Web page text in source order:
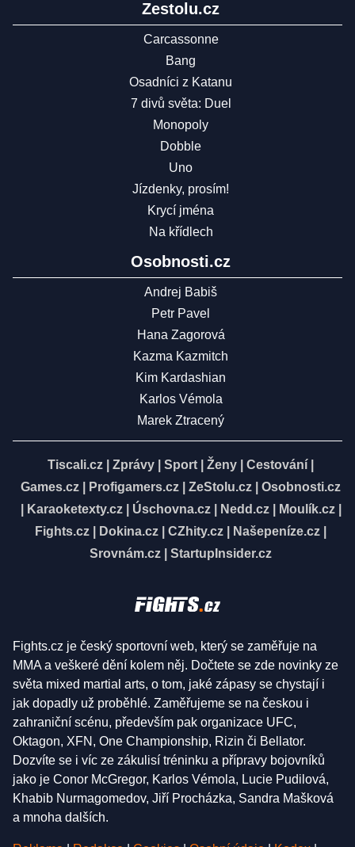
Zestolu.cz
Carcassonne
Bang
Osadníci z Katanu
7 divů světa: Duel
Monopoly
Dobble
Uno
Jízdenky, prosím!
Krycí jména
Na křídlech
Osobnosti.cz
Andrej Babiš
Petr Pavel
Hana Zagorová
Kazma Kazmitch
Kim Kardashian
Karlos Vémola
Marek Ztracený
Tiscali.cz Zprávy Sport Ženy Cestování
Games.cz
Profigamers.cz ZeStolu.cz
Osobnosti.cz
Karaoketexty.cz| Úschovna.cz| Nedd.cz| Moulík.cz|
Fights.cz
Dokina.cz CZhity.cz Našepeníze.cz
Srovnám.cz
StartupInsider.cz
Fights.cz je český sportovní web, který se zaměřuje na
MMA a veškeré dění kolem něj. Dočtete se zde novinky ze
světa mixed martial arts, o tom, jaké zápasy se chystají i
jak dopadly už proběhlé. Zaměřujeme se na českou i
zahraniční scénu, především pak organizace UFC,
Oktagon, XFN, One Championship, Rizin či Bellator.
Dozvíte se i víc ze zákulisí tréninku a přípravy bojovníků
jako je Conor McGregor, Karlos Vémola, Lucie Pudilová,
Khabib Nurmagomedov, Jiří Procházka, Sandra Mašková
a mnoha dalších.